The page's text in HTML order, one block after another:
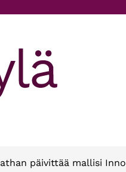
päivittää mallisi